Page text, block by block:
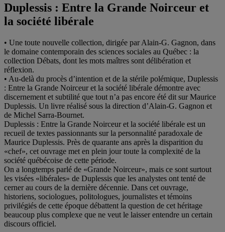
Duplessis : Entre la Grande Noirceur et
la société libérale
• Une toute nouvelle collection, dirigée par Alain-G. Gagnon, dans
le domaine contemporain des sciences sociales au Québec : la
collection Débats, dont les mots maîtres sont délibération et
réflexion.
• Au-delà du procès d’intention et de la stérile polémique, Duplessis
: Entre la Grande Noirceur et la société libérale démontre avec
discernement et subtilité que tout n’a pas encore été dit sur Maurice
Duplessis. Un livre réalisé sous la direction d’Alain-G. Gagnon et
de Michel Sarra-Bournet.
Duplessis : Entre la Grande Noirceur et la société libérale est un
recueil de textes passionnants sur la personnalité paradoxale de
Maurice Duplessis. Près de quarante ans après la disparition du
«chef», cet ouvrage met en plein jour toute la complexité de la
société québécoise de cette période.
On a longtemps parlé de «Grande Noirceur», mais ce sont surtout
les visées «libérales» de Duplessis que les analystes ont tenté de
cerner au cours de la dernière décennie. Dans cet ouvrage,
historiens, sociologues, politologues, journalistes et témoins
privilégiés de cette époque débattent la question de cet héritage
beaucoup plus complexe que ne veut le laisser entendre un certain
discours officiel.